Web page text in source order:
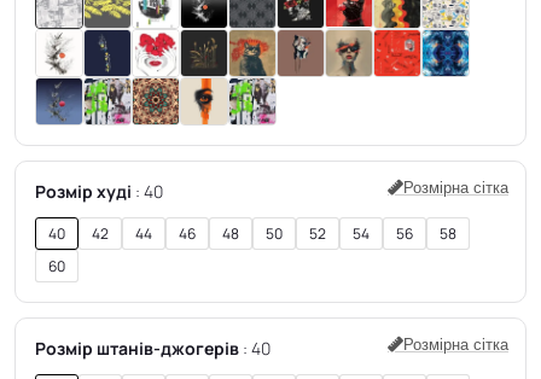
Розмір худі 40 Розмірна сітка
40 42 44 46 48 50 52 54 56
58
60
Розмір штанів-джогерів 40 Розмірна сітка